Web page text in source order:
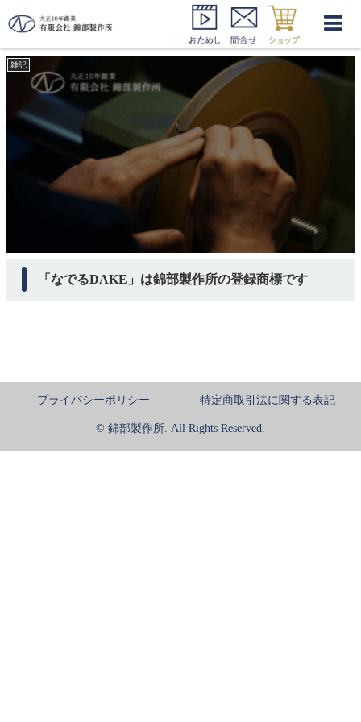
なでるDAKE 商標登録
雑記
「なでるDAKE」は錦部製作所の登録商標です
プライバシーポリシー 特定商取引法に関する表記
© 錦部製作所. All Rights Reserved.